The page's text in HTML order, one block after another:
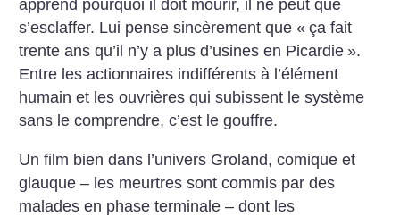
apprend pourquoi il doit mourir, il ne peut que
s’esclaffer. Lui pense sincèrement que « ça fait
trente ans qu’il n’y a plus d’usines en Picardie ».
Entre les actionnaires indifférents à l’élément
humain et les ouvrières qui subissent le système
sans le comprendre, c’est le gouffre.
Un film bien dans l’univers Groland, comique et
glauque – les meurtres sont commis par des
malades en phase terminale – dont les